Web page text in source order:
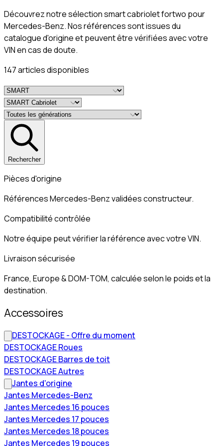
Découvrez notre sélection smart cabriolet fortwo pour
Mercedes-Benz. Nos références sont issues du
catalogue d'origine et peuvent être vérifiées avec votre
VIN en cas de doute.
147articlesdisponibles
Rechercher
Pièces d'origine
Références Mercedes-Benz validées constructeur.
Compatibilité contrôlée
Notre équipe peut vérifier la référence avec votre VIN.
Livraison sécurisée
France, Europe & DOM-TOM, calculée selon le poids et la
destination.
Accessoires
DESTOCKAGE - Offre du moment
DESTOCKAGE Roues
DESTOCKAGE Barres de toit
DESTOCKAGE Autres
Jantes d'origine
Jantes Mercedes-Benz
Jantes Mercedes 16 pouces
Jantes Mercedes 17 pouces
Jantes Mercedes 18 pouces
Jantes Mercedes 19 pouces